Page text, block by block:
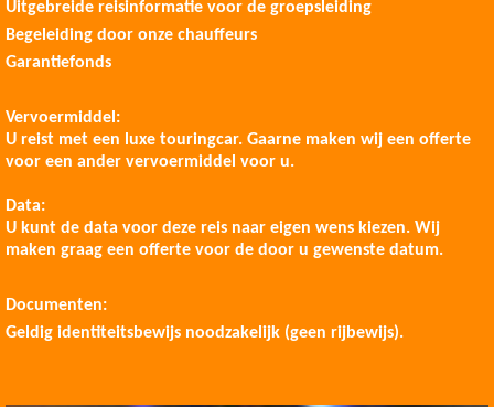
Uitgebreide reisinformatie voor de groepsleiding
Begeleiding door onze chauffeurs
Garantiefonds
Vervoermiddel:
U reist met een luxe touringcar. Gaarne maken wij een offerte
voor een ander vervoermiddel voor u.
Data:
U kunt de data voor deze reis naar eigen wens kiezen. Wij
maken graag een offerte voor de door u gewenste datum.
Documenten:
Geldig identiteitsbewijs noodzakelijk (geen rijbewijs).